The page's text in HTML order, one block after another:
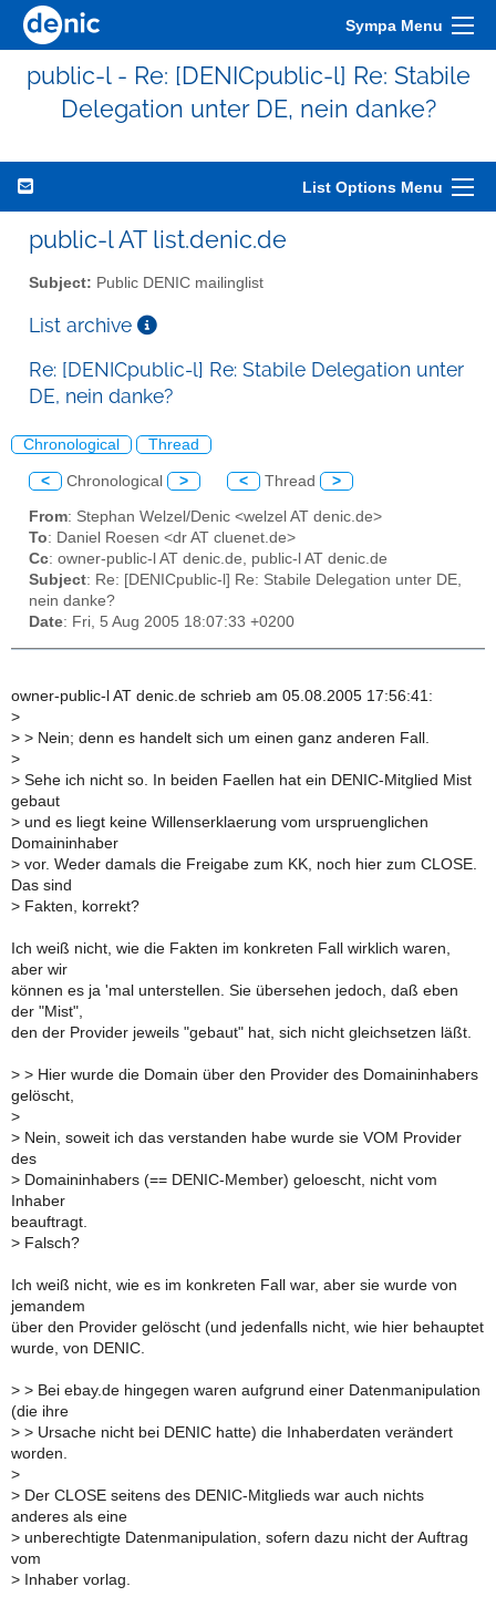
Sympa Menu
public-l - Re: [DENICpublic-l] Re: Stabile
Delegation unter DE, nein danke?
List Options Menu
public-l AT list.denic.de
Subject: Public DENIC mailinglist
List archive
Re: [DENICpublic-l] Re: Stabile Delegation unter
DE, nein danke?
Chronological Thread
< Chronological > < Thread >
From: Stephan Welzel/Denic <welzel AT denic.de>
To: Daniel Roesen <dr AT cluenet.de>
Cc: owner-public-l AT denic.de, public-l AT denic.de
Subject: Re: [DENICpublic-l] Re: Stabile Delegation unter DE,
nein danke?
Date: Fri, 5 Aug 2005 18:07:33 +0200
owner-public-l AT denic.de schrieb am 05.08.2005 17:56:41:
>
> > Nein; denn es handelt sich um einen ganz anderen Fall.
>
> Sehe ich nicht so. In beiden Faellen hat ein DENIC-Mitglied Mist
gebaut
> und es liegt keine Willenserklaerung vom urspruenglichen
Domaininhaber
> vor. Weder damals die Freigabe zum KK, noch hier zum CLOSE.
Das sind
> Fakten, korrekt?
Ich weiß nicht, wie die Fakten im konkreten Fall wirklich waren,
aber wir
können es ja 'mal unterstellen. Sie übersehen jedoch, daß eben
der "Mist",
den der Provider jeweils "gebaut" hat, sich nicht gleichsetzen läßt.
> > Hier wurde die Domain über den Provider des Domaininhabers
gelöscht,
>
> Nein, soweit ich das verstanden habe wurde sie VOM Provider
des
> Domaininhabers (== DENIC-Member) geloescht, nicht vom
Inhaber
beauftragt.
> Falsch?
Ich weiß nicht, wie es im konkreten Fall war, aber sie wurde von
jemandem
über den Provider gelöscht (und jedenfalls nicht, wie hier behauptet
wurde, von DENIC.
> > Bei ebay.de hingegen waren aufgrund einer Datenmanipulation
(die ihre
> > Ursache nicht bei DENIC hatte) die Inhaberdaten verändert
worden.
>
> Der CLOSE seitens des DENIC-Mitglieds war auch nichts
anderes als eine
> unberechtigte Datenmanipulation, sofern dazu nicht der Auftrag
vom
> Inhaber vorlag.